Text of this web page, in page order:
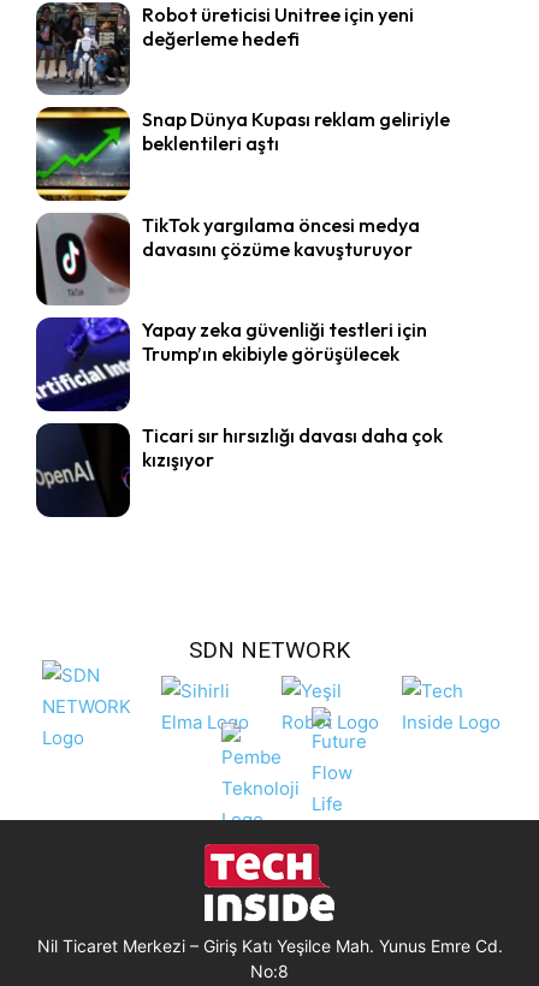
Robot üreticisi Unitree için yeni
değerleme hedefi
Snap Dünya Kupası reklam geliriyle
beklentileri aştı
TikTok yargılama öncesi medya
davasını çözüme kavuşturuyor
Yapay zeka güvenliği testleri için
Trump’ın ekibiyle görüşülecek
Ticari sır hırsızlığı davası daha çok
kızışıyor
SDN NETWORK
Nil Ticaret Merkezi – Giriş Katı Yeşilce Mah. Yunus Emre Cd.
No:8